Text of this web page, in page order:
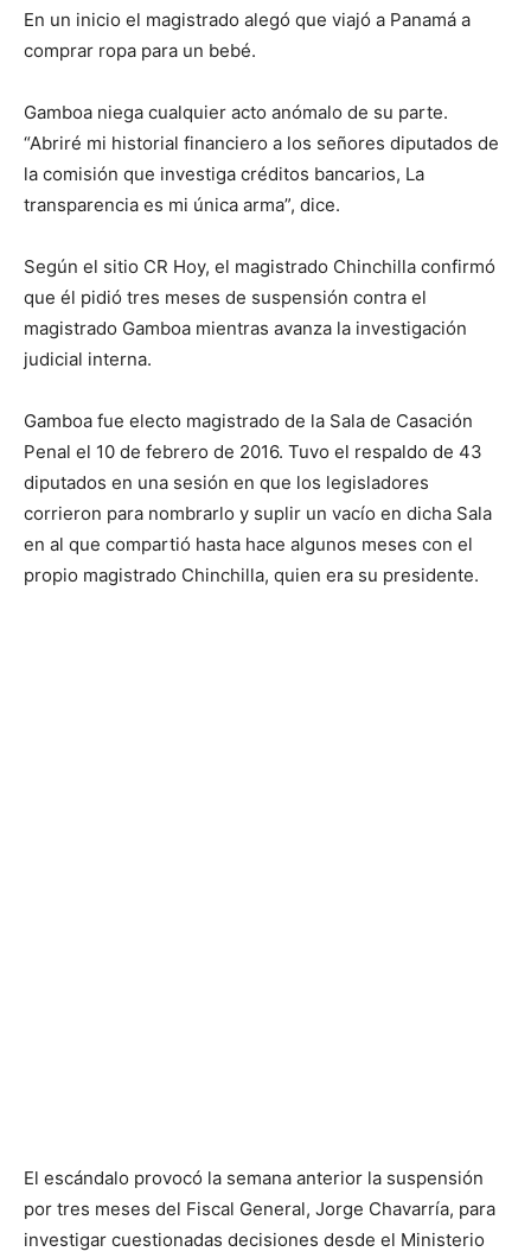
En un inicio el magistrado alegó que viajó a Panamá a
comprar ropa para un bebé.
Gamboa niega cualquier acto anómalo de su parte.
“Abriré mi historial financiero a los señores diputados de
la comisión que investiga créditos bancarios, La
transparencia es mi única arma”, dice.
Según el sitio CR Hoy, el magistrado Chinchilla confirmó
que él pidió tres meses de suspensión contra el
magistrado Gamboa mientras avanza la investigación
judicial interna.
Gamboa fue electo magistrado de la Sala de Casación
Penal el 10 de febrero de 2016. Tuvo el respaldo de 43
diputados en una sesión en que los legisladores
corrieron para nombrarlo y suplir un vacío en dicha Sala
en al que compartió hasta hace algunos meses con el
propio magistrado Chinchilla, quien era su presidente.
El escándalo provocó la semana anterior la suspensión
por tres meses del Fiscal General, Jorge Chavarría, para
investigar cuestionadas decisiones desde el Ministerio